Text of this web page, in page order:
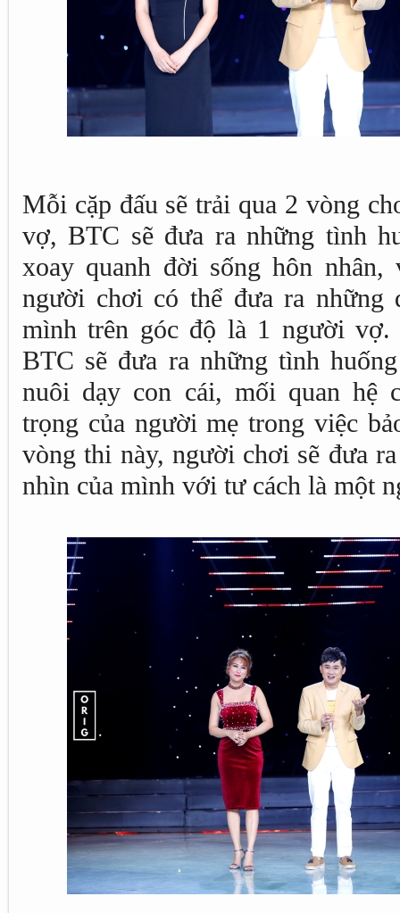
Mỗi cặp đấu sẽ trải qua 2 vòng
vợ, BTC sẽ đưa ra những tình
xoay quanh đời sống hôn
người chơi có thể đưa ra những
mình trên góc độ là 1 người
BTC sẽ đưa ra những tình
nuôi dạy con cái, mối quan hệ
trọng của người mẹ trong việc
vòng thi này, người chơi sẽ đưa
nhìn của mình với tư cách là một